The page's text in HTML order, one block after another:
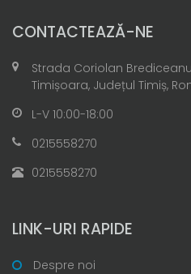
CONTACTEAZĂ-NE
Strada Coriolan Brediceanu
Timișoara, Județul Timiș,
L-V 10:00-18:00
0215558270
0215558270
LINK-URI RAPIDE
Despre noi